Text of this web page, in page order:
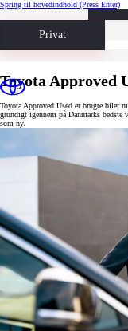
Spring til hovedindhold (Press Enter)
Privat
Book prøvetur
Toyota Approved
Toyota Approved Used er brugte biler
grundigt igennem på Danmarks
som ny.